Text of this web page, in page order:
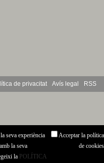
de privacitat Avís legal RSS
seva experiència
la seva
la POLÍTICA
Acceptar la política
de cookies